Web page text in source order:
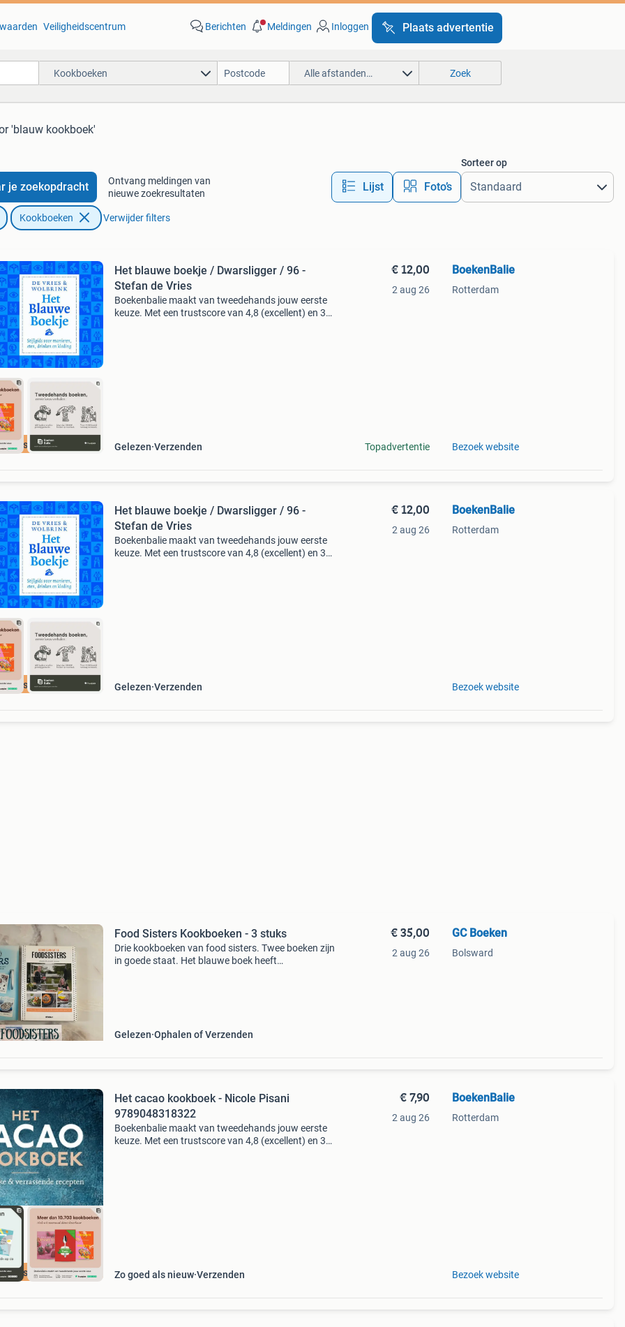
Veiligheidscentrum Berichten Meldingen Inloggen Plaats advertentie
Kookboeken Alle afstanden… Zoek
'blauw kookboek'
je zoekopdracht
Ontvang meldingen van
nieuwe zoekresultaten
Lijst Foto’s
Sorteer op
Kookboeken Verwijder filters
prijs
Het blauwe boekje / Dwarsligger / 96 -
Stefan de Vries
Boekenbalie maakt van tweedehands jouw eerste
keuze. Met een trustscore van 4,8 (excellent) en 30
Gelezen Verzenden
€ 12,00
2 aug 26
Topadvertentie
BoekenBalie
Rotterdam
Bezoek website
prijs
Het blauwe boekje / Dwarsligger / 96 -
Stefan de Vries
Boekenbalie maakt van tweedehands jouw eerste
keuze. Met een trustscore van 4,8 (excellent) en 30
Gelezen Verzenden
€ 12,00
2 aug 26
BoekenBalie
Rotterdam
Bezoek website
Food Sisters Kookboeken - 3 stuks
Drie kookboeken van food sisters. Twee boeken zijn
in goede staat. Het blauwe boek heeft
Gelezen Ophalen of Verzenden
€ 35,00
2 aug 26
GC Boeken
Bolsward
prijs
Het cacao kookboek - Nicole Pisani
9789048318322
Boekenbalie maakt van tweedehands jouw eerste
keuze. Met een trustscore van 4,8 (excellent) en 30
Zo goed als nieuw Verzenden
€ 7,90
2 aug 26
BoekenBalie
Rotterdam
Bezoek website